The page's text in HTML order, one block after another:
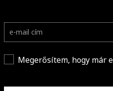
Megerősítem, hogy már